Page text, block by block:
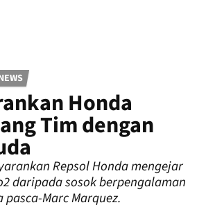
Honda
Tim dengan
Repsol Honda mengejar
daripada sosok berpengalaman
Marc Marquez.